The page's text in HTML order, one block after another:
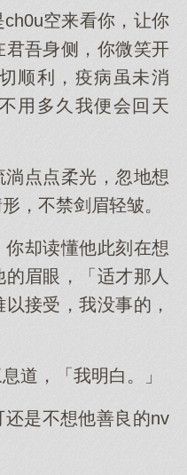
空来看你，让你
吾身侧，你微笑开
顺利，疫病虽未消
用多久我便会回天
点点柔光，忽地想
，不禁剑眉轻皱。
却读懂他此刻在想
眉眼，「适才那人
接受，我没事的，
道，「我明白。」
是不想他善良的nv